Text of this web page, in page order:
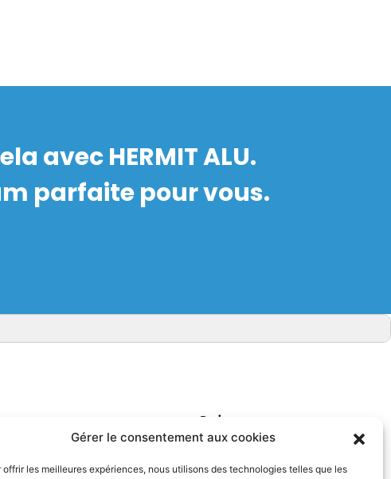
Gérer le consentement aux cookies
offrir les meilleures expériences, nous utilisons des technologies telles que les
avec HERMIT ALU.
parfaite pour vous.
Suivez-nous